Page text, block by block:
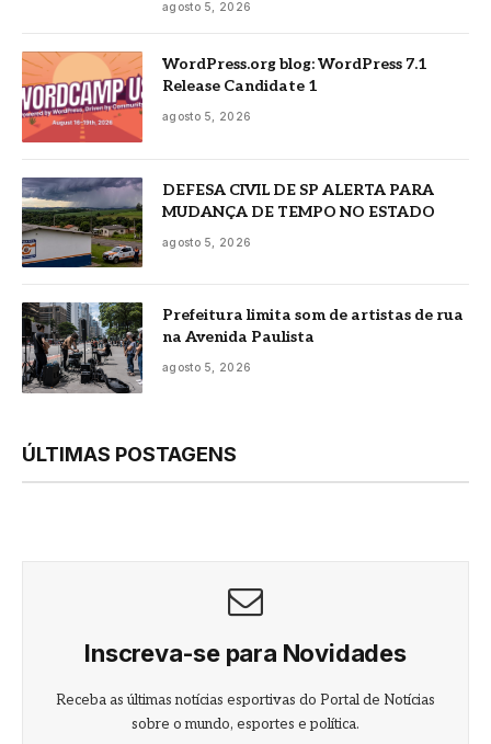
agosto 5, 2026
WordPress.org blog: WordPress 7.1
Release Candidate 1
agosto 5, 2026
DEFESA CIVIL DE SP ALERTA PARA
MUDANÇA DE TEMPO NO ESTADO
agosto 5, 2026
Prefeitura limita som de artistas de rua
na Avenida Paulista
agosto 5, 2026
ÚLTIMAS POSTAGENS
Inscreva-se para Novidades
Receba as últimas notícias esportivas do Portal de Notícias
sobre o mundo, esportes e política.